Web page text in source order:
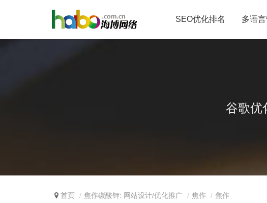
SEO优化排名 多语
谷歌优
首页 焦作碳酸钾: 网站设计/优化推广 焦作 焦作